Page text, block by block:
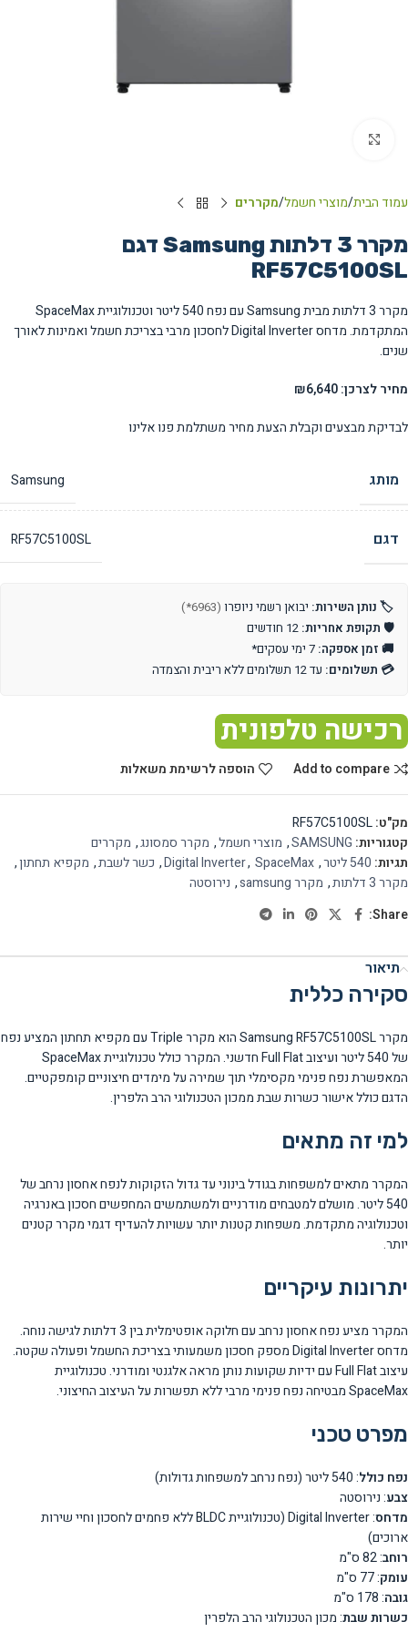
עמוד הבית מוצרי חשמל מקררים
מקרר 3 דלתות Samsung דגם
RF57C5100SL
מקרר 3 דלתות מבית Samsung עם נפח 540 ליטר וטכנולוגיית SpaceMax
המתקדמת. מדחס Digital Inverter לחסכון מרבי בצריכת חשמל ואמינות לאורך
שנים.
מחיר לצרכן: ₪6,640
לבדיקת מבצעים וקבלת הצעת מחיר משתלמת פנו אלינו
מותג Samsung
דגם RF57C5100SL
🏷️ נותן השירות: יבואן רשמי ניופרו (6963*)
🛡️ תקופת אחריות:
🚚 זמן אספקה:
💳 תשלומים: עד 12 תשלומים ללא ריבית והצמדה
רכישה טלפונית
Add to compare הוספה לרשימת משאלות
מק"ט:RF57C5100SL
קטגוריות: SAMSUNG
, מוצרי חשמל, מקרר סמסונג, מקררים
תגיות: 540 ליטר ,
Digital Inverter, SpaceMax
, כשר לשבת, מקפיא תחתון,
מקרר 3 דלתות
, מקרר samsung , נירוסטה
Share:
תיאור
סקירה כללית
מקרר Samsung RF57C5100SL הוא מקרר Triple עם מקפיא תחתון המציע נפח
של 540 ליטר ועיצוב Full Flat חדשני. המקרר כולל טכנולוגיית SpaceMax
המאפשרת נפח פנימי מקסימלי תוך שמירה על מימדים חיצוניים קומפקטיים.
הדגם כולל אישור כשרות שבת ממכון הטכנולוגי הרב הלפרין.
למי זה מתאים
המקרר מתאים למשפחות בגודל בינוני עד גדול הזקוקות לנפח אחסון נרחב של
540 ליטר. מושלם למטבחים מודרניים ולמשתמשים המחפשים חסכון באנרגיה
וטכנולוגיה מתקדמת. משפחות קטנות יותר עשויות להעדיף דגמי מקרר קטנים
יותר.
יתרונות עיקריים
המקרר מציע נפח אחסון נרחב עם חלוקה אופטימלית בין 3 דלתות לגישה נוחה.
מדחס Digital Inverter מספק חסכון משמעותי בצריכת החשמל ופעולה שקטה.
עיצוב Full Flat עם ידיות שקועות נותן מראה אלגנטי ומודרני. טכנולוגיית
SpaceMax מבטיחה נפח פנימי מרבי ללא תפשרות על העיצוב החיצוני.
מפרט טכני
נפח כולל: 540 ליטר (נפח נרחב למשפחות גדולות)
צבע: נירוסטה
מדחס
: Digital Inverter (טכנולוגיית BLDC ללא פחמים לחסכון וחיי שירות
ארוכים)
רוחב: 82 ס"מ
עומק: 77 ס"מ
גובה: 178 ס"מ
כשרות שבת: מכון הטכנולוגי הרב הלפרין